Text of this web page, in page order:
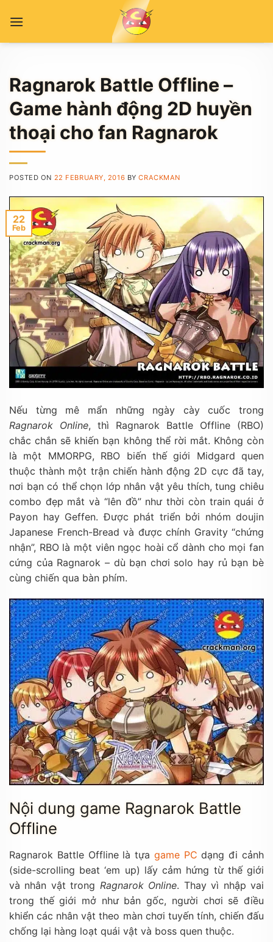
Ragnarok Battle Offline –
Game hành động 2D huyền
thoại cho fan Ragnarok
POSTED ON 22 FEBRUARY, 2016 BYCRACKMAN
22
Feb
Nếu từng mê mẩn những ngày cày cuốc trong
Ragnarok Online, thì Ragnarok Battle Offline (RBO)
chắc chắn sẽ khiến bạn không thể rời mắt. Không còn
là một MMORPG, RBO biến thế giới Midgard quen
thuộc thành một trận chiến hành động 2D cực đã tay,
nơi bạn có thể chọn lớp nhân vật yêu thích, tung chiêu
combo đẹp mắt và “lên đồ” như thời còn train quái ở
Payon hay Geffen. Được phát triển bởi nhóm doujin
Japanese French-Bread và được chính Gravity “chứng
nhận”, RBO là một viên ngọc hoài cổ dành cho mọi fan
cứng của Ragnarok – dù bạn chơi solo hay rủ bạn bè
cùng chiến qua bàn phím.
Nội dung game Ragnarok Battle
Offline
Ragnarok Battle Offline là tựa game PC dạng đi cảnh
(side-scrolling beat ‘em up) lấy cảm hứng từ thế giới
và nhân vật trong Ragnarok Online. Thay vì nhập vai
trong thế giới mở như bản gốc, người chơi sẽ điều
khiển các nhân vật theo màn chơi tuyến tính, chiến đấu
chống lại hàng loạt quái vật và boss quen thuộc.